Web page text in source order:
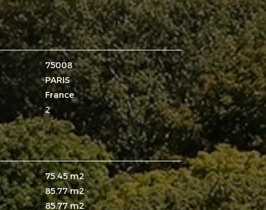
75008
PARIS
France
2
75.45 m2
85.77 m2
85.77 m2